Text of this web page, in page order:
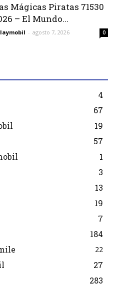
Mágicas Piratas 71530
– El Mundo...
- agosto 7, 2026 0
4
67
19
57
1
3
13
19
7
184
22
27
283